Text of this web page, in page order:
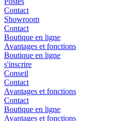
Contact
Showroom
Contact
Boutique en ligne
Avantages et fonctions
Boutique en ligne
s'inscrire
Conseil
Contact
Avantages et fonctions
Contact
Boutique en ligne
Avantages et fonctions